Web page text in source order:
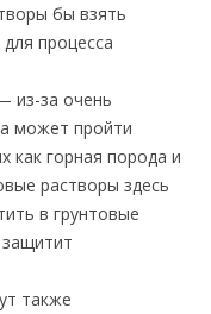
бы взять
процесса
из-за очень
может пройти
как горная порода и
растворы здесь
в грунтовые
также